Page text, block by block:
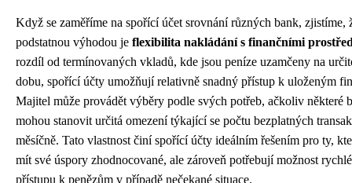
Když se zaměříme na spořící účet srovnání různých bank, zjistíme,
podstatnou výhodou je flexibilita nakládání s finančními
rozdíl od termínovaných vkladů, kde jsou peníze uzamčeny na
dobu, spořící účty umožňují relativně snadný přístup k uloženým
Majitel může provádět výběry podle svých potřeb, ačkoliv některé
mohou stanovit určitá omezení týkající se počtu bezplatných
měsíčně. Tato vlastnost činí spořící účty ideálním řešením pro ty,
mít své úspory zhodnocované, ale zároveň potřebují možnost
přístupu k penězům v případě nečekané situace.